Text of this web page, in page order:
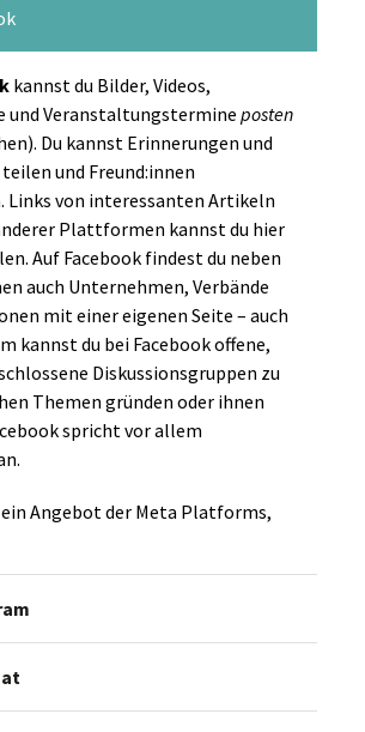
kannst du Bilder, Videos,
und Veranstaltungstermine posten
Du kannst Erinnerungen und
und Freund:innen
Links von interessanten Artikeln
Plattformen kannst du hier
Auf Facebook findest du neben
auch Unternehmen, Verbände
mit einer eigenen Seite – auch
kannst du bei Facebook offene,
Diskussionsgruppen zu
Themen gründen oder ihnen
spricht vor allem
Angebot der Meta Platforms,